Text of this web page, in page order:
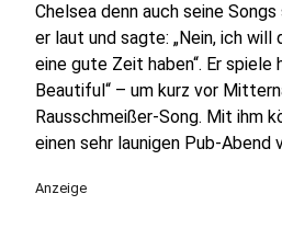
Chelsea denn auch seine
er laut und sagte: „Nein, ich
eine gute Zeit haben“. Er spiele
Beautiful“ – um kurz vor
Rausschmeißer-Song. Mit ihm
einen sehr launigen Pub-Abend
Anzeige